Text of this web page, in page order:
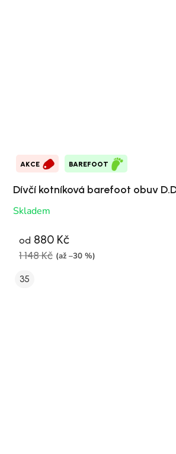
AKCE BAREFOOT
Dívčí kotníková barefoot obuv
Skladem
od 880 Kč
1 148 Kč (až –30 %)
35